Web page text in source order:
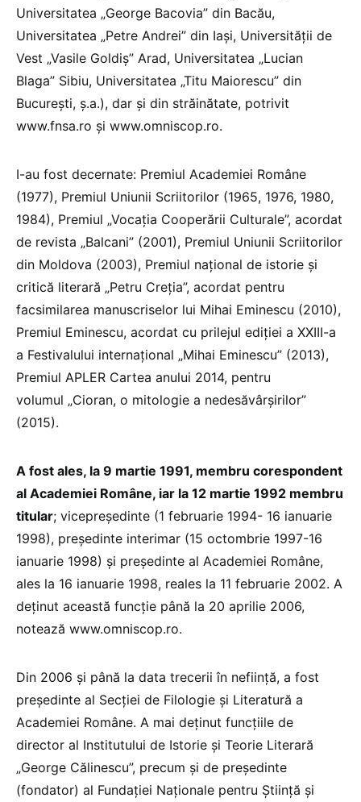
Universitatea „George Bacovia” din Bacău,
Universitatea „Petre Andrei” din Iaşi, Universităţii de
Vest „Vasile Goldiş” Arad, Universitatea „Lucian
Blaga” Sibiu, Universitatea „Titu Maiorescu” din
Bucureşti, ş.a.), dar şi din străinătate, potrivit
www.fnsa.ro şi www.omniscop.ro.
I-au fost decernate: Premiul Academiei Române
(1977), Premiul Uniunii Scriitorilor (1965, 1976, 1980,
1984), Premiul „Vocaţia Cooperării Culturale”, acordat
de revista „Balcani” (2001), Premiul Uniunii Scriitorilor
din Moldova (2003), Premiul naţional de istorie şi
critică literară „Petru Creţia”, acordat pentru
facsimilarea manuscriselor lui Mihai Eminescu (2010),
Premiul Eminescu, acordat cu prilejul ediţiei a XXIII-a
a Festivalului internaţional „Mihai Eminescu” (2013),
Premiul APLER Cartea anului 2014, pentru
volumul „Cioran, o mitologie a nedesăvârşirilor”
(2015).
A fost ales, la 9 martie 1991, membru corespondent
al Academiei Române, iar la 12 martie 1992 membru
titular; vicepreşedinte (1 februarie 1994- 16 ianuarie
1998), preşedinte interimar (15 octombrie 1997-16
ianuarie 1998) şi preşedinte al Academiei Române,
ales la 16 ianuarie 1998, reales la 11 februarie 2002. A
deţinut această funcţie până la 20 aprilie 2006,
notează www.omniscop.ro.
Din 2006 şi până la data trecerii în nefiinţă, a fost
preşedinte al Secţiei de Filologie şi Literatură a
Academiei Române. A mai deţinut funcţiile de
director al Institutului de Istorie şi Teorie Literară
„George Călinescu”, precum şi de preşedinte
(fondator) al Fundaţiei Naţionale pentru Ştiinţă şi